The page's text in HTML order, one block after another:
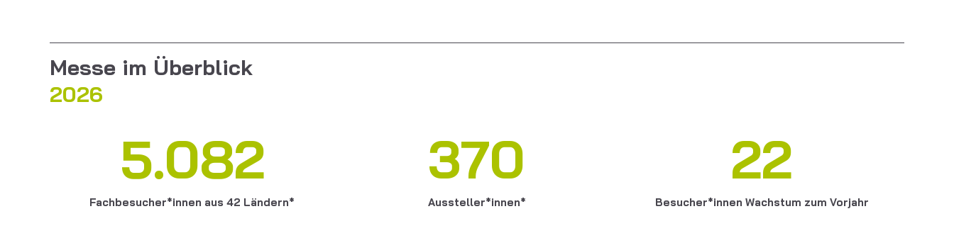
Messe im Überblick
2026
5.082
Fachbesucher*innen aus 42 Ländern*
370
Aussteller*innen*
22
Besucher*innen Wachstum zum Vorjahr